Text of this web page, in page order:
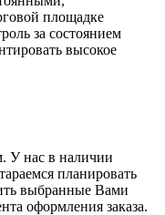
площадке
за состоянием
высокое
У нас в наличии
планировать
выбранные Вами
оформления заказа.